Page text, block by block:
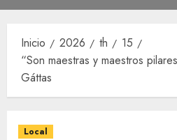
principal
Inicio 2026 th
15
“Son maestras y maestros
Gáttas
Local